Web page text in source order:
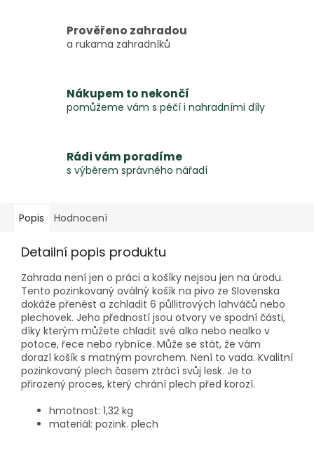
Prověřeno zahradou
a rukama zahradníků
Nákupem to nekončí
pomůžeme vám s péčí i nahradními díly
Rádi vám poradíme
s výběrem správného nářadí
Popis Hodnocení
Detailní popis produktu
Zahrada není jen o práci a košíky nejsou jen na úrodu.
Tento pozinkovaný oválný košík na pivo ze Slovenska
dokáže přenést a zchladit 6 půllitrových lahváčů nebo
plechovek. Jeho předností jsou otvory ve spodní části,
díky kterým můžete chladit své alko nebo nealko v
potoce, řece nebo rybníce. Může se stát, že vám
dorazí košík s matným povrchem. Není to vada. Kvalitní
pozinkovaný plech časem ztrácí svůj lesk. Je to
přirozený proces, který chrání plech před korozí.
hmotnost: 1,32 kg
materiál: pozink. plech